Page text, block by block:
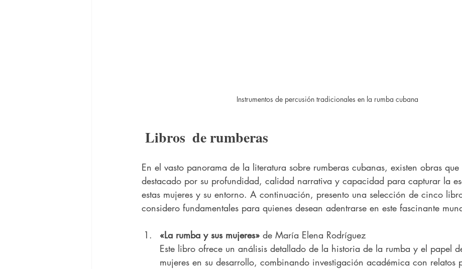
Instrumentos de percusión tradicionales en la rumba cubana
Libros  de rumberas
En el vasto panorama de la literatura sobre rumberas cubanas, existen obras que
destacado por su profundidad, calidad narrativa y capacidad para capturar la
estas mujeres y su entorno. A continuación, presento una selección de cinco
considero fundamentales para quienes desean adentrarse en este fascinante
«La rumba y sus mujeres» de María Elena Rodríguez
Este libro ofrece un análisis detallado de la historia de la rumba y el papel
mujeres en su desarrollo, combinando investigación académica con relatos